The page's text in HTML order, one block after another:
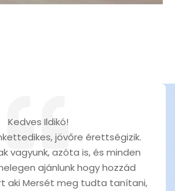
Kedves Ildikó!
jövőre érettségizik.
vagyunk, azóta is, és minden
ajánlunk hogy hozzád
aki Mersét meg tudta tanítani,